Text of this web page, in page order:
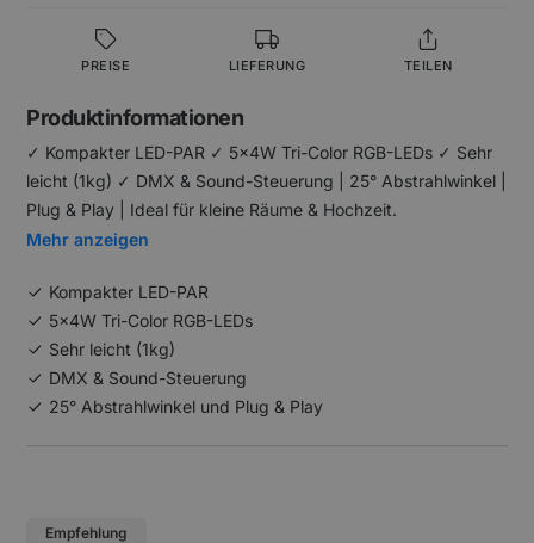
PREISE LIEFERUNG TEILEN
Produktinformationen
✓ Kompakter LED-PAR ✓ 5x4W Tri-Color RGB-LEDs ✓ Sehr
leicht (1kg) ✓ DMX & Sound-Steuerung | 25° Abstrahlwinkel |
Plug & Play | Ideal für kleine Räume & Hochzeit.
Mehr anzeigen
Kompakter LED-PAR
5x4W Tri-Color RGB-LEDs
Sehr leicht (1kg)
DMX & Sound-Steuerung
25° Abstrahlwinkel und Plug & Play
Empfehlung